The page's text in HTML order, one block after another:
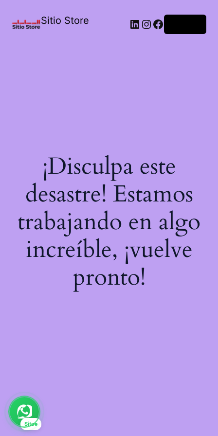
Sitio Store
¡Disculpa este
desastre! Estamos
trabajando en algo
increíble, ¡vuelve
pronto!
Sito